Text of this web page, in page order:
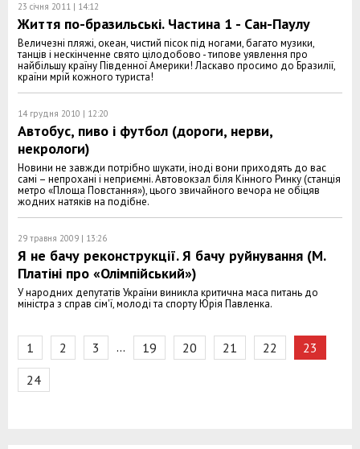
23 січня 2011 | 14:12
Життя по-бразильські. Частина 1 - Сан-Паулу
Величезні пляжі, океан, чистий пісок під ногами, багато музики,
танців і нескінченне свято цілодобово - типове уявлення про
найбільшу країну Південної Америки! Ласкаво просимо до Бразилії,
країни мрій кожного туриста!
14 грудня 2010 | 12:20
Автобус, пиво і футбол (дороги, нерви,
некрологи)
Новини не завжди потрібно шукати, іноді вони приходять до вас
самі – непрохані і неприємні. Автовокзал біля Кінного Ринку (станція
метро «Площа Повстання»), цього звичайного вечора не обіцяв
жодних натяків на подібне.
29 травня 2009 | 13:26
Я не бачу реконструкції. Я бачу руйнування (М.
Платіні про «Олімпійський»)
У народних депутатів України виникла критична маса питань до
міністра з справ сім'ї, молоді та спорту Юрія Павленка.
1 2 3 … 19 20 21 22
23
24